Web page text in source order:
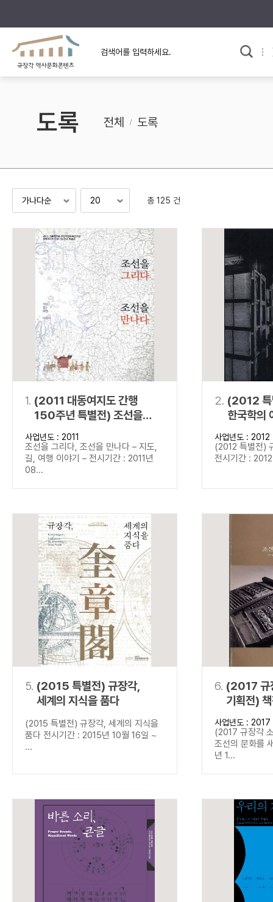
규장각의 어제와 오늘
규장각 소개영상
사료와 문학으로 본
고대
조선 후기
검색 연산자 사용안내
연산자
AND 정조 AND 정약용
“정조”와 “정약
색
OR 정조 OR 정약용 “정조” 또는 “
NOT 정조 NOT 정약용
“정조”가 나온
료를 검색
동시에 여러 개의 연산자를 사용할 수 있습니다.
도록 전체 도록
총 125 건
1. (2011 대동여지도 간행
150주년 특별전) 조선을
그리다, 조선을 만나다
사업년도 : 2011
조선을 그리다, 조선을 만나다 – 지도,
길, 여행 이야기 – 전시기간 : 2011년
08...
2. (2012 특
한국학의
사업년도 : 2012
(2012 특별전)
전시기간 :
5. (2015 특별전) 규장각,
세계의 지식을 품다
(2015 특별전) 규장각, 세계의 지식을
품다 전시기간 : 2015년 10월 16일 ~
...
6. (2017 규
기획전)
새기다
사업년도 : 2017
(2017 규장각
조선의 문화를
년 1...